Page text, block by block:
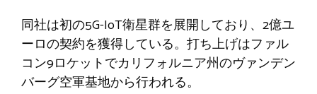
同社は初の5G-IoT衛星群を展開しており、2億ユ
ーロの契約を獲得している。打ち上げはファル
コン9ロケットでカリフォルニア州のヴァンデン
バーグ空軍基地から行われる。